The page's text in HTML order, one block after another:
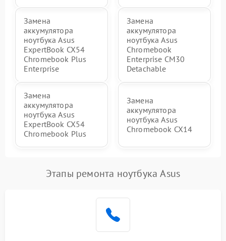
Замена
аккумулятора
ноутбука Asus
ExpertBook CX54
Chromebook Plus
Enterprise
Замена
аккумулятора
ноутбука Asus
Chromebook
Enterprise CM30
Detachable
Замена
аккумулятора
ноутбука Asus
ExpertBook CX54
Chromebook Plus
Замена
аккумулятора
ноутбука Asus
Chromebook CX14
Этапы ремонта ноутбука Asus